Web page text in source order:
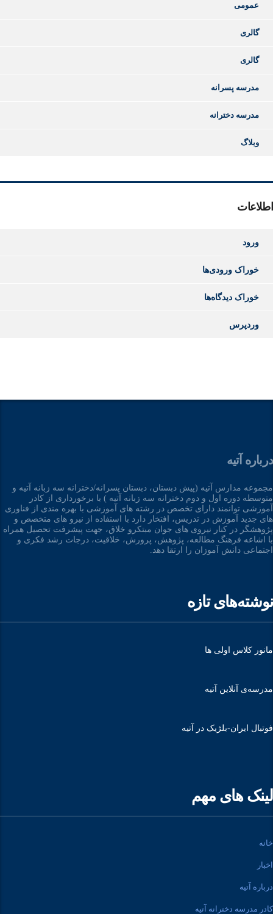
عمومی
گالری
گالری
مدرسه پسرانه
مدرسه دخترانه
وبلاگ
اطلاعات
ورود
خوراک ورودی‌ها
خوراک دیدگاه‌ها
وردپرس
درباره آتیه
مجموعه مدارس آتیه (پیش دبستان، دبستان پسرانه/دخترانه سه زبانه آتیه و
متوسطه دوره اول و دوم دخترانه سه زبانه آتیه ) با برخورداری از کادر
آموزشی توانمند دارای تخصص در رشته های آموزشی با بهره مندی از فناوری
های جدید آموزش در تدریس، افتخار دارد با استفاده از نیرو های متخصص و
پژوهشگر در کنار نیروی های جوان مبتکرو خلاق، جهت پیشرفت تحصیل همراه
با اشاعه فرهنگ مطالعه، پژوهش، پرورش، خلاقیت، درجات رشد فکری و
اجتماعی دانش آموزان را ارتقا دهد.
نوشته‌های تازه
مانور کلاس اولی ها
مدرسه‌ی آنلاین آتیه
فوتبال ایران-بلژیک در آتیه
لینک های مهم
خانه
اخبار
درباره آتیه
کادر مدرسه دخترانه آتیه